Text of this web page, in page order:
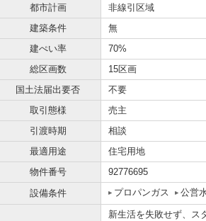
都市計画
非線引区域
建築条件
無
建ぺい率
70%
総区画数
15区画
国土法届出要否
不要
取引態様
売主
引渡時期
相談
最適用途
住宅用地
物件番号
92776695
設備条件
プロパンガス 公営
新生活を失敗せず、ス